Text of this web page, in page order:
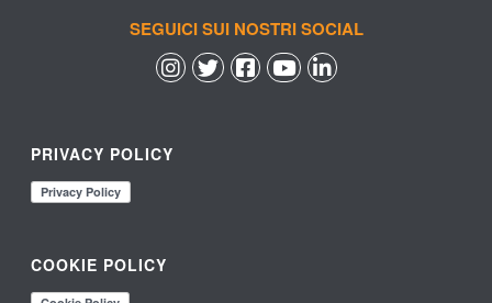
SEGUICI SUI NOSTRI SOCIAL
PRIVACY POLICY
COOKIE POLICY